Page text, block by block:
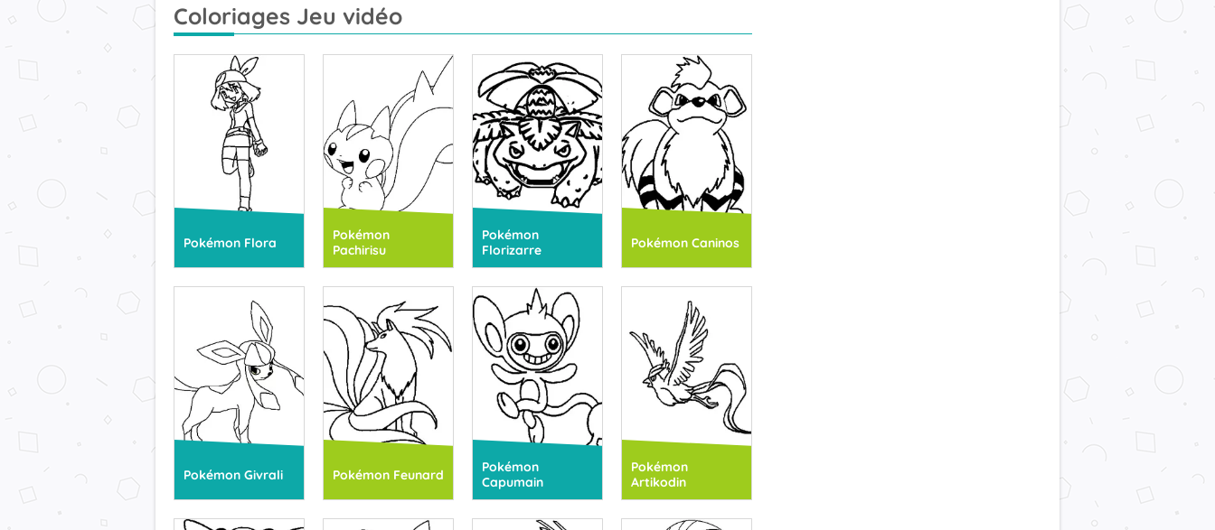
Coloriages Jeu vidéo
Pokémon Flora
Pokémon
Pachirisu
Pokémon
Florizarre
Pokémon Caninos
Pokémon Givrali Pokémon Feunard
Pokémon
Capumain
Pokémon
Artikodin